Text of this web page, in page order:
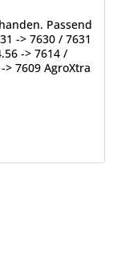
Passend
-> 7630 / 7631
-> 7614 /
> 7609 AgroXtra